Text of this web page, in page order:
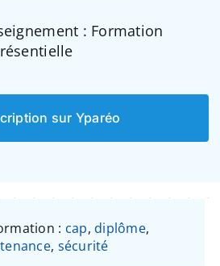
: Formation
sur Yparéo
: cap, diplôme,
, sécurité